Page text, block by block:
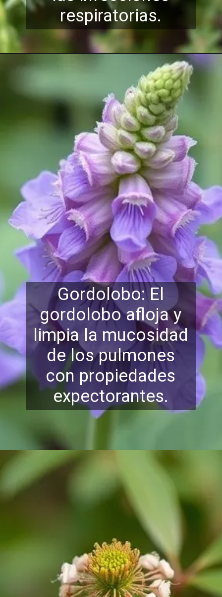
respiratorias.
Gordolobo: El
gordolobo afloja y
limpia la mucosidad
de los pulmones
con propiedades
expectorantes.